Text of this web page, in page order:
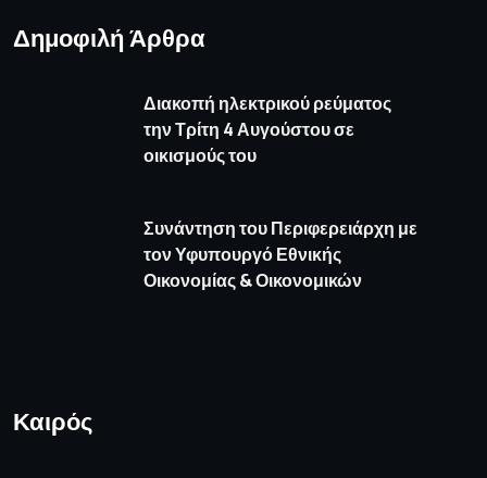
Δημοφιλή Άρθρα
Διακοπή ηλεκτρικού ρεύματος
την Τρίτη 4 Αυγούστου σε
οικισμούς του
Συνάντηση του Περιφερειάρχη με
τον Υφυπουργό Εθνικής
Οικονομίας & Οικονομικών
Καιρός